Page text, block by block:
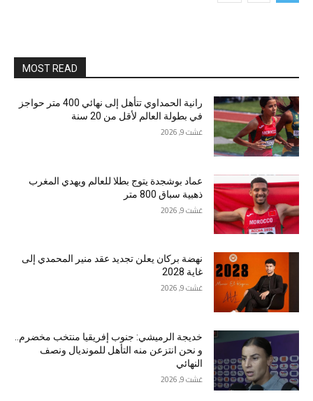
MOST READ
رانية الحمداوي تتأهل إلى نهائي 400 متر حواجز
في بطولة العالم لأقل من 20 سنة
غشت 9, 2026
عماد بوشجدة يتوج بطلا للعالم ويهدي المغرب
ذهبية سباق 800 متر
غشت 9, 2026
نهضة بركان يعلن تجديد عقد منير المحمدي إلى
غاية 2028
غشت 9, 2026
خديجة الرميشي: جنوب إفريقيا منتخب مخضرم..
و نحن انتزعن منه التأهل للمونديال ونصف
النهائي
غشت 9, 2026